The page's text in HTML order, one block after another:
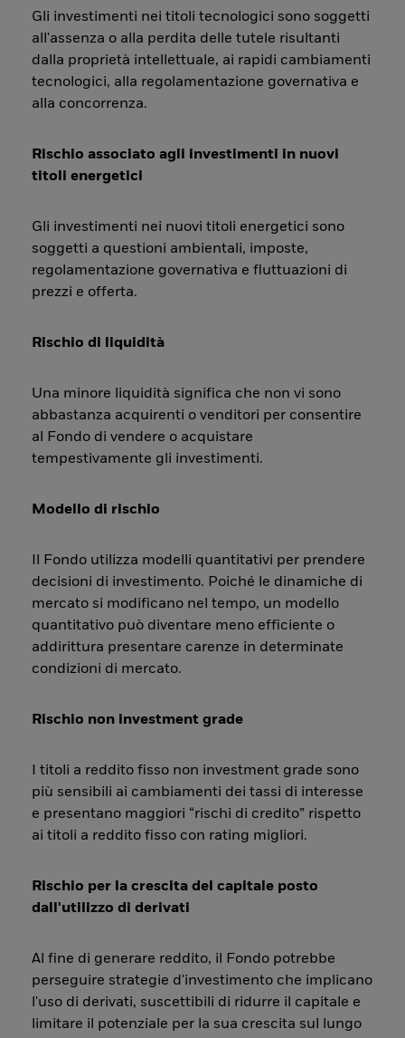
Gli investimenti nei titoli tecnologici sono soggetti
all'assenza o alla perdita delle tutele risultanti
dalla proprietà intellettuale, ai rapidi cambiamenti
tecnologici, alla regolamentazione governativa e
alla concorrenza.
Rischio associato agli investimenti in nuovi
titoli energetici
Gli investimenti nei nuovi titoli energetici sono
soggetti a questioni ambientali, imposte,
regolamentazione governativa e fluttuazioni di
prezzi e offerta.
Rischio di liquidità
Una minore liquidità significa che non vi sono
abbastanza acquirenti o venditori per consentire
al Fondo di vendere o acquistare
tempestivamente gli investimenti.
Modello di rischio
Il Fondo utilizza modelli quantitativi per prendere
decisioni di investimento. Poiché le dinamiche di
mercato si modificano nel tempo, un modello
quantitativo può diventare meno efficiente o
addirittura presentare carenze in determinate
condizioni di mercato.
Rischio non investment grade
I titoli a reddito fisso non investment grade sono
più sensibili ai cambiamenti dei tassi di interesse
e presentano maggiori “rischi di credito” rispetto
ai titoli a reddito fisso con rating migliori.
Rischio per la crescita del capitale posto
dall'utilizzo di derivati
Al fine di generare reddito, il Fondo potrebbe
perseguire strategie d'investimento che implicano
l'uso di derivati, suscettibili di ridurre il capitale e
limitare il potenziale per la sua crescita sul lungo